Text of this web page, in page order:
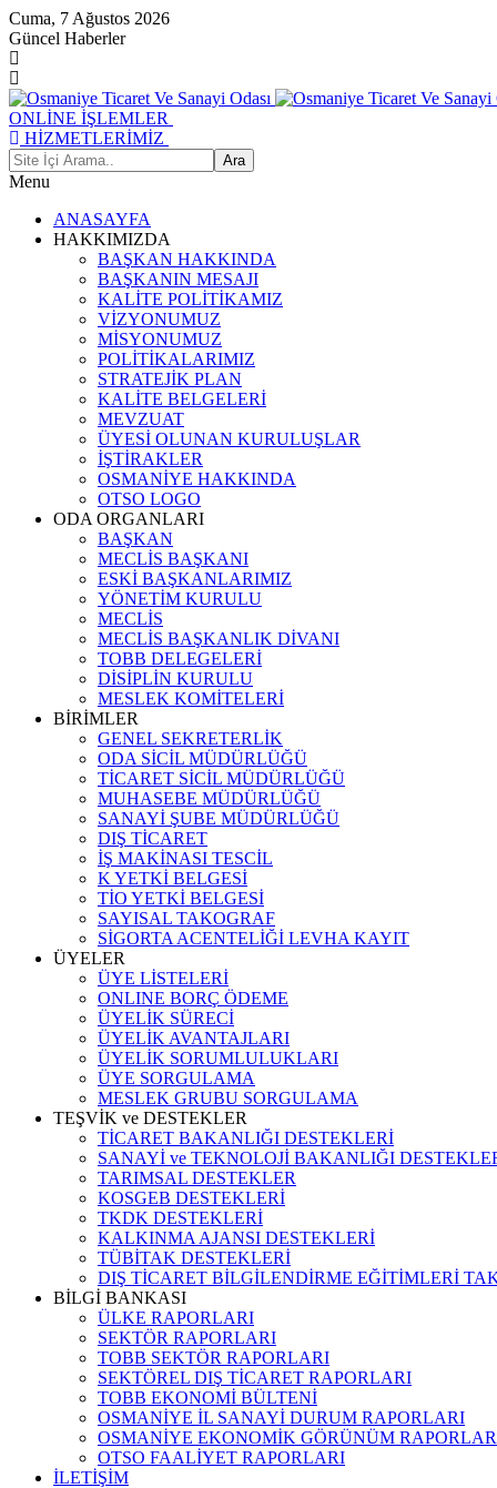
Cuma, 7 Ağustos 2026
Güncel Haberler
ONLİNE İŞLEMLER
HİZMETLERİMİZ
Menu
ANASAYFA
HAKKIMIZDA
BAŞKAN HAKKINDA
BAŞKANIN MESAJI
KALİTE POLİTİKAMIZ
VİZYONUMUZ
MİSYONUMUZ
POLİTİKALARIMIZ
STRATEJİK PLAN
KALİTE BELGELERİ
MEVZUAT
ÜYESİ OLUNAN KURULUŞLAR
İŞTİRAKLER
OSMANİYE HAKKINDA
OTSO LOGO
ODA ORGANLARI
BAŞKAN
MECLİS BAŞKANI
ESKİ BAŞKANLARIMIZ
YÖNETİM KURULU
MECLİS
MECLİS BAŞKANLIK DİVANI
TOBB DELEGELERİ
DİSİPLİN KURULU
MESLEK KOMİTELERİ
BİRİMLER
GENEL SEKRETERLİK
ODA SİCİL MÜDÜRLÜĞÜ
TİCARET SİCİL MÜDÜRLÜĞÜ
MUHASEBE MÜDÜRLÜĞÜ
SANAYİ ŞUBE MÜDÜRLÜĞÜ
DIŞ TİCARET
İŞ MAKİNASI TESCİL
K YETKİ BELGESİ
TİO YETKİ BELGESİ
SAYISAL TAKOGRAF
SİGORTA ACENTELİĞİ LEVHA KAYIT
ÜYELER
ÜYE LİSTELERİ
ONLINE BORÇ ÖDEME
ÜYELİK SÜRECİ
ÜYELİK AVANTAJLARI
ÜYELİK SORUMLULUKLARI
ÜYE SORGULAMA
MESLEK GRUBU SORGULAMA
TEŞVİK ve DESTEKLER
TİCARET BAKANLIĞI DESTEKLERİ
SANAYİ ve TEKNOLOJİ BAKANLIĞI
TARIMSAL DESTEKLER
KOSGEB DESTEKLERİ
TKDK DESTEKLERİ
KALKINMA AJANSI DESTEKLERİ
TÜBİTAK DESTEKLERİ
DIŞ TİCARET BİLGİLENDİRME EĞİTİMLERİ
BİLGİ BANKASI
ÜLKE RAPORLARI
SEKTÖR RAPORLARI
TOBB SEKTÖR RAPORLARI
SEKTÖREL DIŞ TİCARET RAPORLARI
TOBB EKONOMİ BÜLTENİ
OSMANİYE İL SANAYİ DURUM RAPORLARI
OSMANİYE EKONOMİK GÖRÜNÜM
OTSO FAALİYET RAPORLARI
İLETİŞİM